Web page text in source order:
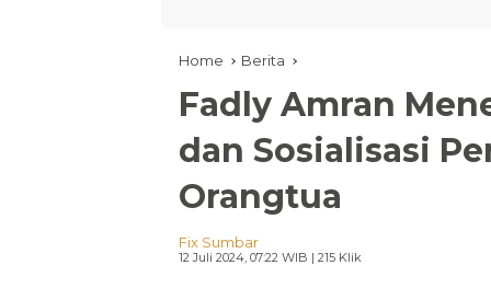
Home Berita
Fadly Amran
dan Sosialisasi
Orangtua
Fix Sumbar
12 Juli 2024, 07:22 WIB | 215 Klik